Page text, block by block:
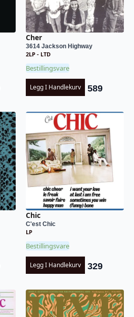
Cher
3614 Jackson Highway
2LP - LTD
Bestillingsvare
Legg I Handlekurv 589
Chic
C'est Chic
LP
Bestillingsvare
Legg I Handlekurv 329